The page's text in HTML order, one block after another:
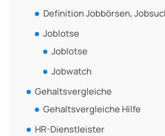
Definition Jobbörsen,
Joblotse
Joblotse
Jobwatch
Gehaltsvergleiche
Gehaltsvergleiche Hilfe
HR-Dienstleister